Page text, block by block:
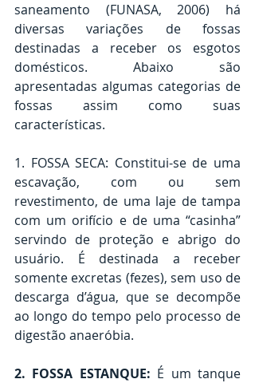
saneamento (FUNASA, 2006) há
diversas variações de fossas
destinadas a receber os esgotos
domésticos. Abaixo são
apresentadas algumas categorias de
fossas assim como suas
características.
1. FOSSA SECA: Constitui-se de uma
escavação, com ou sem
revestimento, de uma laje de tampa
com um orifício e de uma “casinha”
servindo de proteção e abrigo do
usuário. É destinada a receber
somente excretas (fezes), sem uso de
descarga d’água, que se decompõe
ao longo do tempo pelo processo de
digestão anaeróbia.
2. FOSSA ESTANQUE: É um tanque